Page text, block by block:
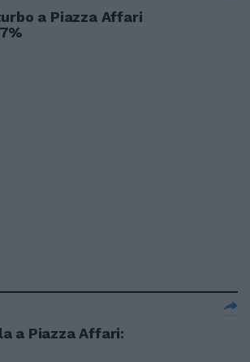
a Piazza Affari
a Piazza Affari: